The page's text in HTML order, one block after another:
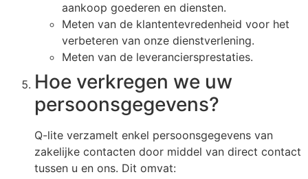
aankoop goederen en diensten.
Meten van de klantentevredenheid voor het
verbeteren van onze dienstverlening.
Meten van de leveranciersprestaties.
Hoe verkregen we uw
persoonsgegevens?
Q-lite verzamelt enkel persoonsgegevens van
zakelijke contacten door middel van direct contact
tussen u en ons. Dit omvat: